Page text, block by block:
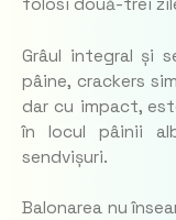
folosi două-trei
Grâul integral și
pâine, crackers
dar cu impact,
în locul pâinii
sendvișuri.
Balonarea nu